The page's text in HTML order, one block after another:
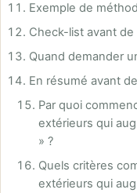
Exemple de
Check-list avant
Quand demander
En résumé avant
Par quoi
extérieurs qui
» ?
Quels critères
extérieurs qui